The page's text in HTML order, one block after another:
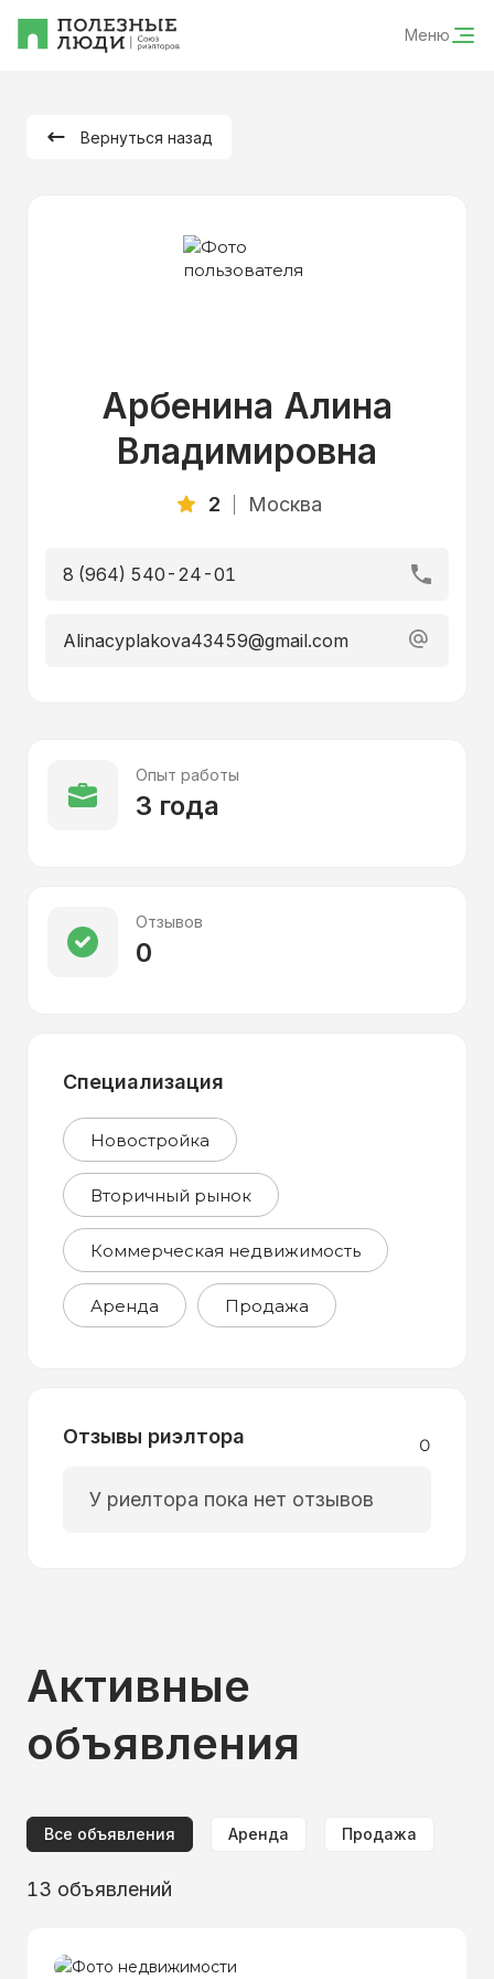
Меню
Вернуться назад
Арбенина Алина
Владимировна
2 Москва
8 (964) 540-24-01
Alinacyplakova43459@gmail.com
Опыт работы
3 года
Отзывов
0
Специализация
Новостройка
Вторичный рынок
Коммерческая недвижимость
Аренда Продажа
Отзывы риэлтора 0
У риелтора пока нет отзывов
Активные
объявления
Все объявления Аренда Продажа
13 объявлений